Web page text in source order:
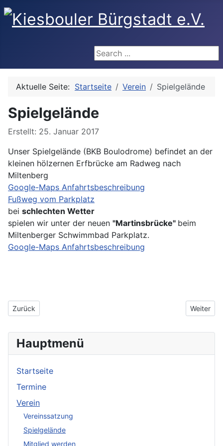
Search ...
Aktuelle Seite: Startseite Verein Spielgelände
Spielgelände
Details
Erstellt: 25. Januar 2017
Unser Spielgelände (BKB Boulodrome) befindet an der
kleinen hölzernen Erfbrücke am Radweg nach
Miltenberg
Google-Maps Anfahrtsbeschreibung
Fußweg vom Parkplatz
bei schlechten Wetter
spielen wir unter der neuen "Martinsbrücke" beim
Miltenberger Schwimmbad Parkplatz.
Google-Maps Anfahrtsbeschreibung
Vorheriger Beitrag: BKB Bürgstadt Vereinshistorie
Zurück Nächster
Weiter
Hauptmenü
Startseite
Termine
Verein
Vereinssatzung
Spielgelände
Mitglied werden